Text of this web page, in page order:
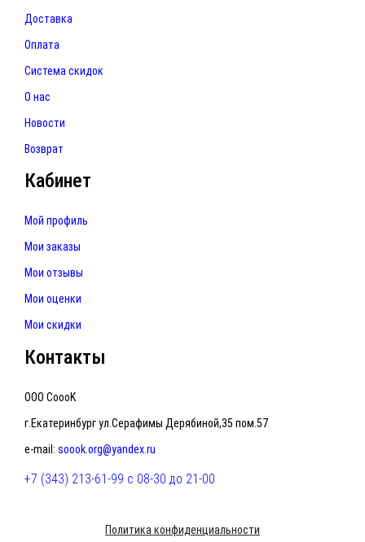
Доставка
Оплата
Система скидок
О нас
Новости
Возврат
Кабинет
Мой профиль
Мои заказы
Мои отзывы
Мои оценки
Мои скидки
Контакты
ООО CoooK
г.Екатеринбург ул.Серафимы Дерябиной,35 пом.57
e-mail: soook.org@yandex.ru
+7 (343) 213-61-99 с 08-30 до 21-00
Политика конфиденциальности